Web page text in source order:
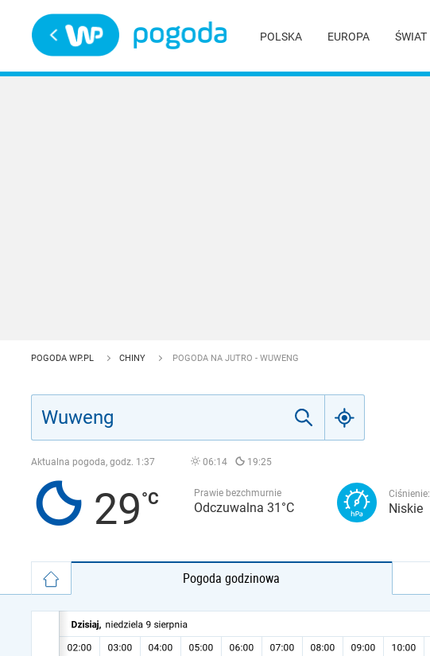
POLSKA EUROPA ŚWIAT
POGODA WP.PL CHINY POGODA NA JUTRO - WUWENG
Aktualna pogoda, godz. 1:37 06:14 19:25
29 Prawie bezchmurnie
Odczuwalna 31°C
Ciśnienie:
Niskie
Pogoda godzinowa